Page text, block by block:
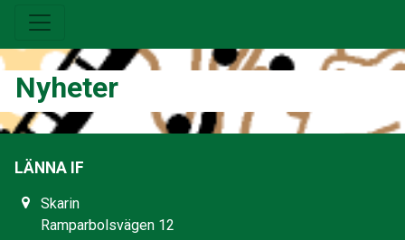
Nyheter
LÄNNA IF
Skarin
Ramparbolsvägen 12